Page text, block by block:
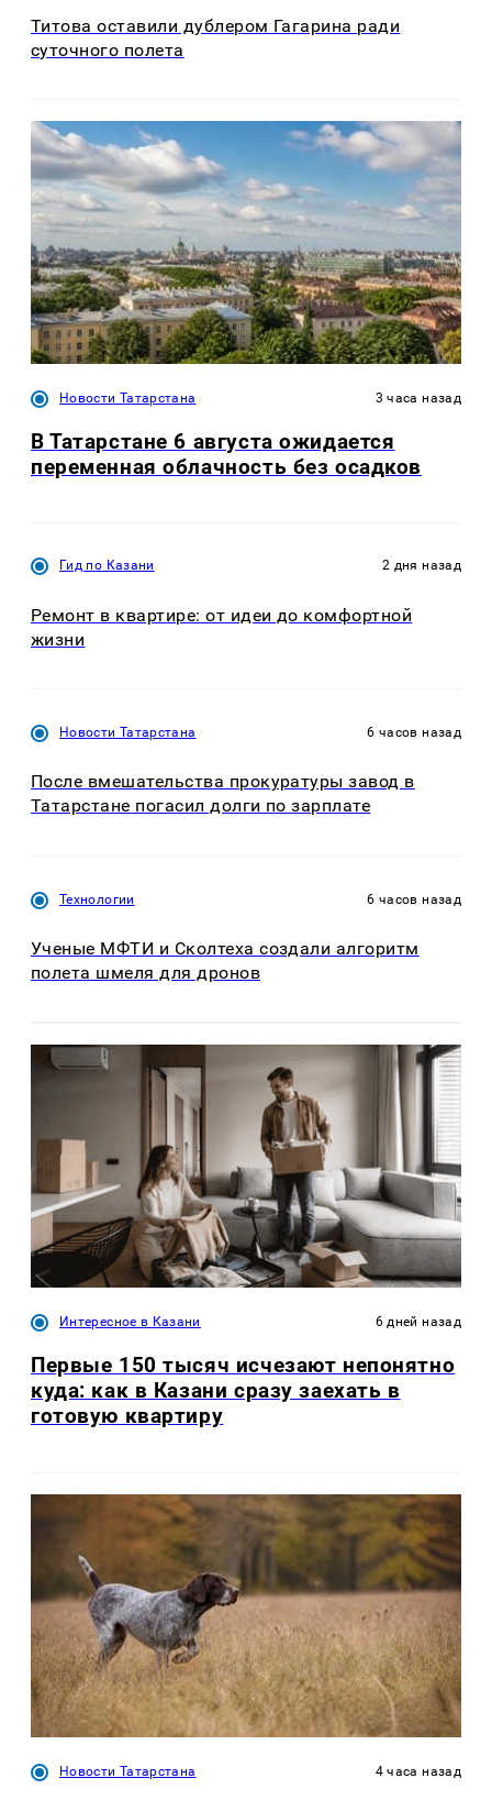
Титова оставили дублером Гагарина ради
суточного полета
Новости Татарстана 3 часа назад
В Татарстане 6 августа ожидается
переменная облачность без осадков
Гид по Казани 2 дня назад
Ремонт в квартире: от идеи до комфортной
жизни
Новости Татарстана 6 часов назад
После вмешательства прокуратуры завод в
Татарстане погасил долги по зарплате
Технологии 6 часов назад
Ученые МФТИ и Сколтеха создали алгоритм
полета шмеля для дронов
Интересное в Казани 6 дней назад
Первые 150 тысяч исчезают непонятно
куда: как в Казани сразу заехать в
готовую квартиру
Новости Татарстана 4 часа назад